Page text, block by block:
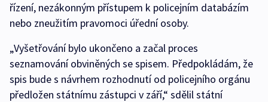
řízení, nezákonným přístupem k policejním databázím
nebo zneužitím pravomoci úřední osoby.
„Vyšetřování bylo ukončeno a začal proces
seznamování obviněných se spisem. Předpokládám, že
spis bude s návrhem rozhodnutí od policejního orgánu
předložen státnímu zástupci v září,“ sdělil státní